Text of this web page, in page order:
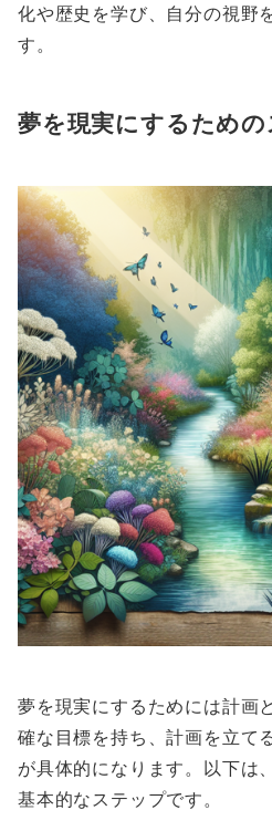
化や歴史を学び、自分の視野
す。
夢を現実にするため
夢を現実にするためには計画
確な目標を持ち、計画を立て
が具体的になります。以下は
基本的なステップです。